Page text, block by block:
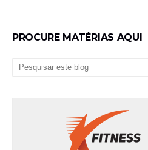
PROCURE MATÉRIAS AQUI